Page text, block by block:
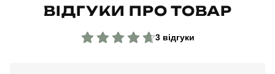
ВІДГУКИ ПРО ТОВАР
3 відгуки